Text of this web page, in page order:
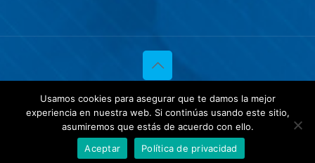
© 2020 Investigaciones Estratégicas & Asociados. All Rights
Reserved
Política de privacidad
yTratamientos de datos.
Usamos cookies para asegurar que te damos la mejor
experiencia en nuestra web. Si continúas usando este sitio,
asumiremos que estás de acuerdo con ello.
Aceptar
Política de privacidad